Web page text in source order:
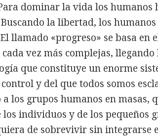
dominar la vida los humanos
la libertad, los
llamado «progreso» se basa en
vez más complejas,
que constituye un enorme
y del que todos somos
los grupos humanos en masas,
individuos y de los pequeños
de sobrevivir sin integrarse